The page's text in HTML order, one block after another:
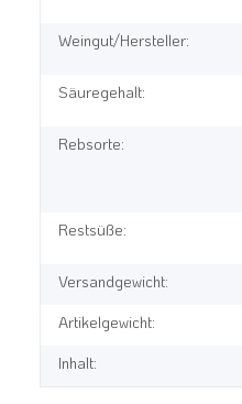
Weingut/Hersteller:
Säuregehalt:
Rebsorte:
Restsüße:
Versandgewicht:
Artikelgewicht:
Inhalt: